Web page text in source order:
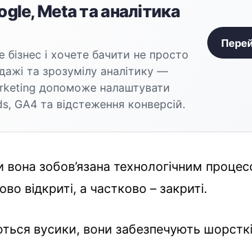
Meta та аналітика
і хочете бачити не просто
та зрозумілу аналітику —
допоможе налаштувати
GA4 та відстеження конверсій.
зобов’язана технологічним
відкриті, а частково – закриті.
вусики, вони забезпечують